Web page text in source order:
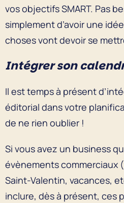
vos objectifs SMART. Pas
simplement d’avoir une
choses vont devoir se
Intégrer son
Il est temps à présent
éditorial dans votre
de ne rien oublier !
Si vous avez un business
évènements commerciaux
Saint-Valentin, vacances,
inclure, dès à présent, ces